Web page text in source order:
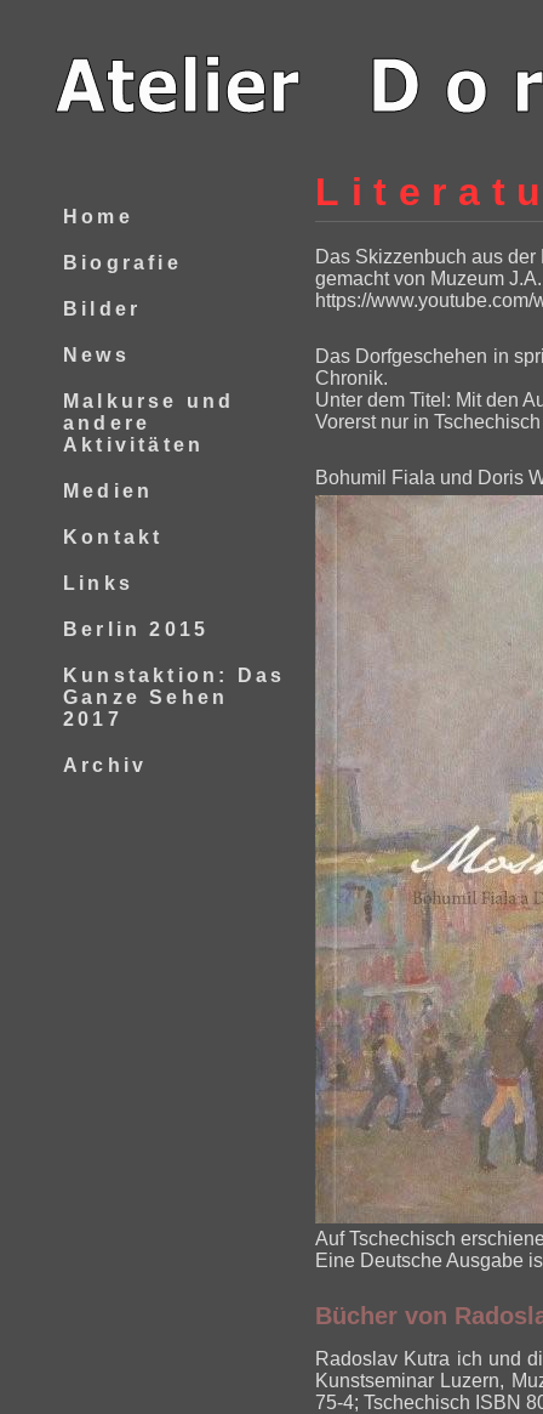
Das Skizzenbuch aus
gemacht von Muzeum
https://
Das Dorfgeschehen in
Chronik.
Unter dem Titel: Mit den
Vorerst nur in
Bohumil Fiala und Doris
Auf Tschechisch
Eine Deutsche Ausgabe
Bücher von
Radoslav Kutra ich und
Kunstseminar Luzern,
75-4; Tschechisch ISBN
Home
Biografie
Bilder
News
Malkurse und
andere
Aktivitäten
Medien
Kontakt
Links
Berlin 2015
Kunstaktion: Das
Ganze Sehen
2017
Archiv